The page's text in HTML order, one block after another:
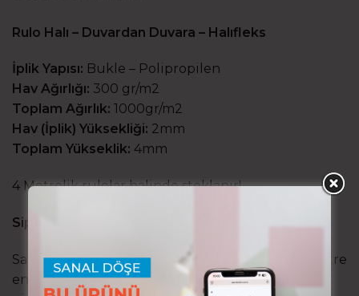
Rulo Halı – Duvardan Duvara – Halıfleks
İplik Yapısı: Bukle – Polipropilen
Hav Ağırlığı: 300 gr/m2
Toplam Ağırlık: 1000gr/m2
Hav (İplik) Yüksekliği: 2mm
Toplam Yükseklik: 4mm
4 Metrelik rulolar halinde stoklanır!
Siparişinizi oluştururken:
Sadece 4 metrelik rulolar halinde stoklanır! 4 metre
eni seçin, ardından istediğiniz boyu metre olarak